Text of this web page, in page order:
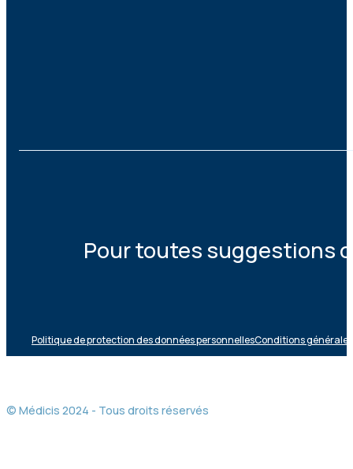
Pour toutes suggestions
Politique de protection des données personnellesConditions
© Médicis 2024 - Tous droits réservés